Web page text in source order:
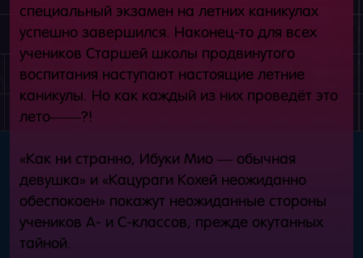
специальный экзамен на летних каникулах
успешно завершился. Наконец-то для всех
учеников Старшей школы продвинутого
воспитания наступают настоящие летние
каникулы. Но как каждый из них проведёт это
лето――?!
«Как ни странно, Ибуки Мио — обычная
девушка» и «Кацураги Кохей неожиданно
обеспокоен» покажут неожиданные стороны
учеников A- и C-классов, прежде окутанных
тайной.